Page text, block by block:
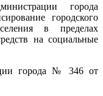
города
городского
в пределах
на социальные
города № 346 от